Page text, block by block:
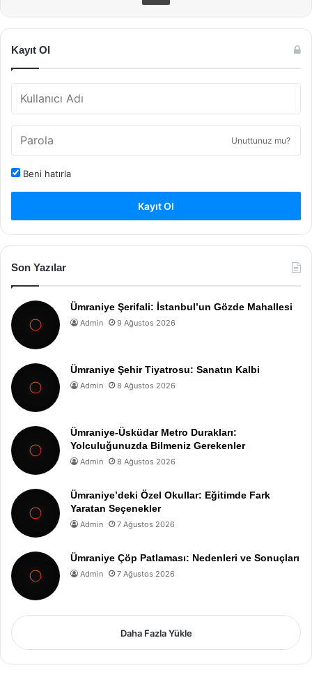
Kayıt Ol
Unuttunuz mu?
Beni hatırla
Kayıt Ol
Son Yazılar
Ümraniye Şerifali: İstanbul’un Gözde Mahallesi
Admin 9 Ağustos 2026
Ümraniye Şehir Tiyatrosu: Sanatın Kalbi
Admin 8 Ağustos 2026
Ümraniye-Üsküdar Metro Durakları:
Yolculuğunuzda Bilmeniz Gerekenler
Admin 8 Ağustos 2026
Ümraniye’deki Özel Okullar: Eğitimde Fark
Yaratan Seçenekler
Admin 7 Ağustos 2026
Ümraniye Çöp Patlaması: Nedenleri ve Sonuçları
Admin 7 Ağustos 2026
Daha Fazla Yükle